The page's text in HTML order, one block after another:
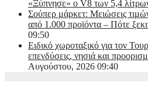
«Ξύπνησε» ο V8 των 5,4
Σούπερ μάρκετ: Μειώσεις
από 1.000 προϊόντα – Πότε
09:50
Ειδικό χωροταξικό για τον
επενδύσεις, νησιά και
Αυγούστου, 2026 09:40